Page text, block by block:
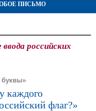
ПИСЬМО
российских
каждого
флаг?»